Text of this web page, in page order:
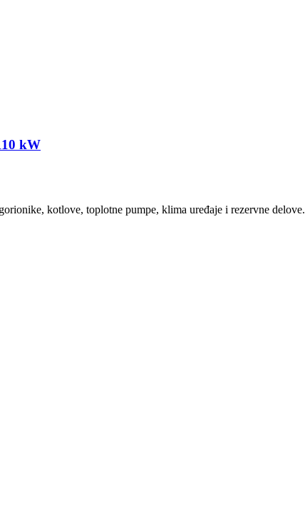
kW
kotlove, toplotne pumpe, klima uređaje i rezervne delove.